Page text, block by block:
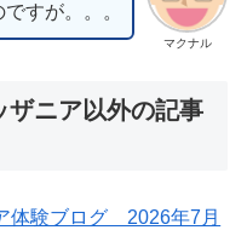
マクナル
すが。。。
ニア以外の記事
体験ブログ 2026年7月